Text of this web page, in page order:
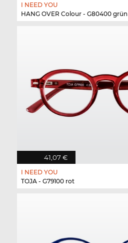
I NEED YOU
HANG OVER Colour - G80400 grün
41,07 €
I NEED YOU
TOJA - G79100 rot